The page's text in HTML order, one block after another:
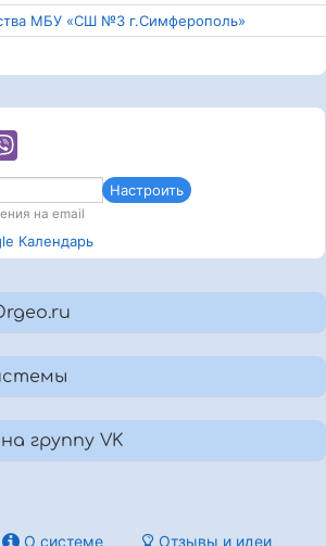
МБУ «СШ №3 г.Симферополь»
Настроить
на email
Календарь
группу VK
О системе Отзывы и идеи